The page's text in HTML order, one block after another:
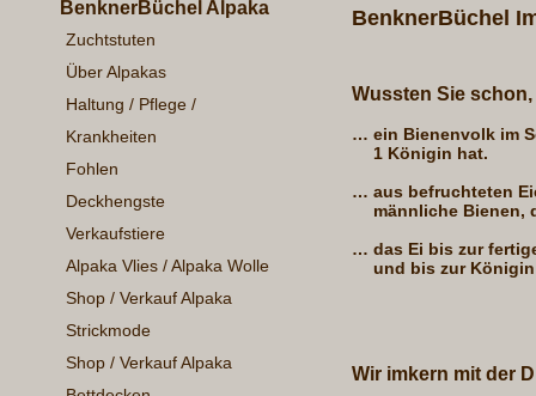
BenknerBüchel Alpaka
Zuchtstuten
Über Alpakas
Haltung / Pflege /
Krankheiten
Fohlen
Deckhengste
Verkaufstiere
Alpaka Vlies / Alpaka Wolle
Shop / Verkauf Alpaka
Strickmode
Shop / Verkauf Alpaka
BenknerBüchel
Wussten Sie
… ein Bienenvolk im
1 Königin hat.
… aus befruchteten
männliche Bienen,
… das Ei bis zur
und bis zur
Wir imkern mit der